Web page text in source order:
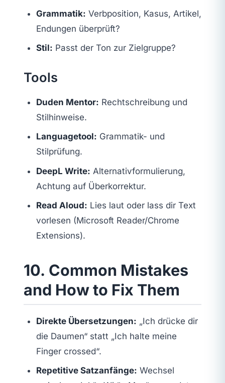
Grammatik: Verbposition, Kasus, Artikel,
Endungen überprüft?
Stil: Passt der Ton zur Zielgruppe?
Tools
Duden Mentor: Rechtschreibung und
Stilhinweise.
Languagetool: Grammatik- und
Stilprüfung.
DeepL Write: Alternativformulierung,
Achtung auf Überkorrektur.
Read Aloud: Lies laut oder lass dir Text
vorlesen (Microsoft Reader/Chrome
Extensions).
10. Common Mistakes
and How to Fix Them
Direkte Übersetzungen: „Ich drücke dir
die Daumen“ statt „Ich halte meine
Finger crossed“.
Repetitive Satzanfänge: Wechsel